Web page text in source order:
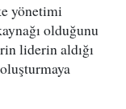
yönetimi
olduğunu
liderin aldığı